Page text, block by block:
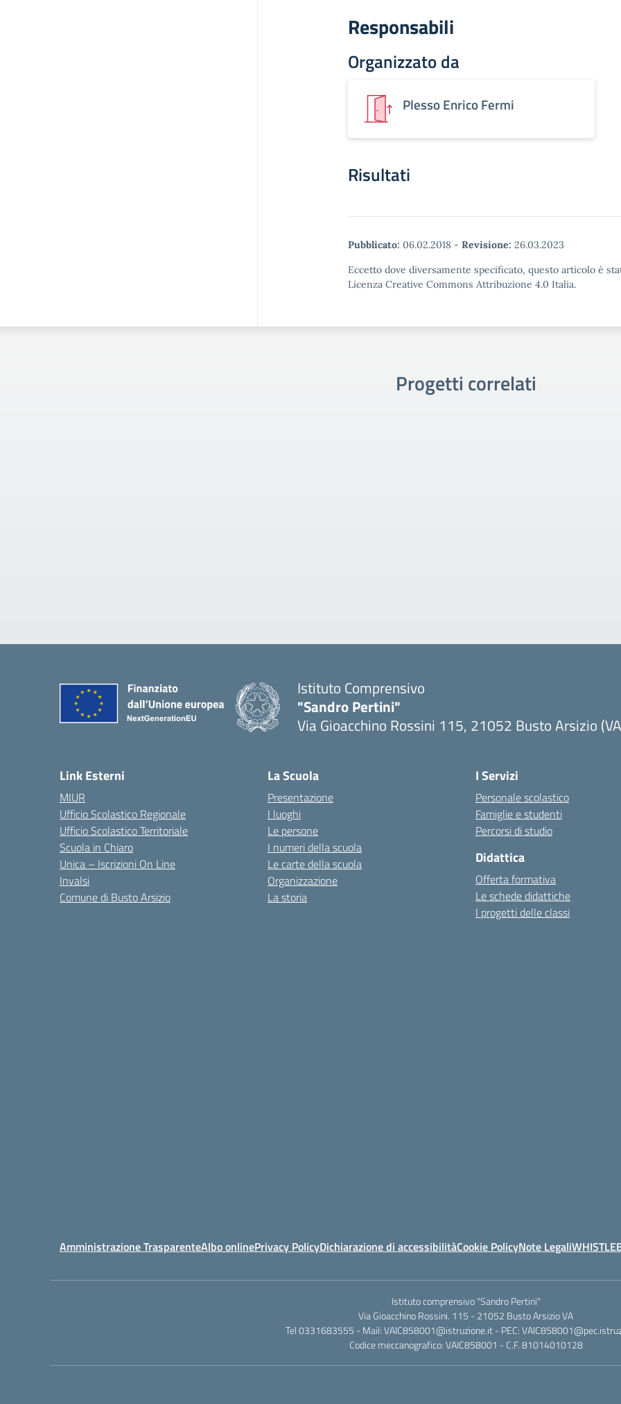
Responsabili
Organizzato da
Plesso Enrico Fermi
Risultati
Pubblicato: 06.02.2018 - Revisione: 26.03.2023
Eccetto dove diversamente specificato, questo articolo è
Licenza Creative Commons Attribuzione 4.0 Italia.
Progetti correlati
Istituto Comprensivo
"Sandro Pertini"
Via Gioacchino Rossini 115, 21052 Busto Arsizio
Link Esterni
MIUR
Ufficio Scolastico Regionale
Ufficio Scolastico Territoriale
Scuola in Chiaro
Unica – Iscrizioni On Line
Invalsi
Comune di Busto Arsizio
La Scuola
Presentazione
I luoghi
Le persone
I numeri della scuola
Le carte della scuola
Organizzazione
La storia
I Servizi
Personale scolastico
Famiglie e studenti
Percorsi di studio
Didattica
Offerta formativa
Le schede didattiche
I progetti delle classi
Amministrazione TrasparenteAlbo onlinePrivacy PolicyDichiarazione di accessibilitàCookie PolicyNote Legali
Istituto comprensivo "Sandro Pertini"
Via Gioacchino Rossini. 115 - 21052 Busto Arsizio VA
Tel 0331683555 - Mail: VAIC858001@istruzione.it - PEC:
Codice meccanografico: VAIC858001 - C.F. 81014010128